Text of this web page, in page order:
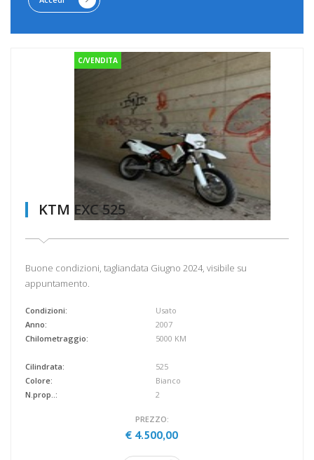
C/VENDITA
KTM EXC 525
Buone condizioni, tagliandata Giugno 2024, visibile su
appuntamento.
Condizioni:
Anno:
Chilometraggio:
Usato
2007
5000 KM
Cilindrata:
Colore:
N.prop..:
525
Bianco
2
PREZZO:
€ 4.500,00